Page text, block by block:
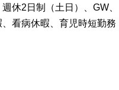
2日制（土日）、GW、
看病休暇、育児時短勤務